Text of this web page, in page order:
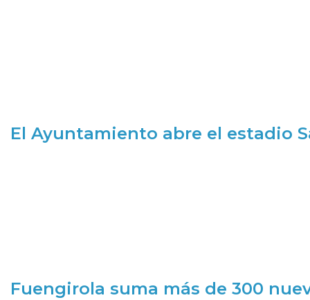
El Ayuntamiento abre el estadio
Fuengirola suma más de 300